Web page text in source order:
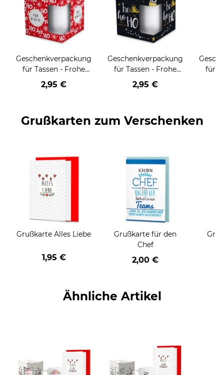
Geschenkverpackung
für Tassen - Frohe
Weihnachten - HO
HO HO - rot
2,95 €
Geschenkverpackung
für Tassen - Frohe
Weihnachten - HO
HO HO - schwarz
2,95 €
für
Grußkarten zum Verschenken
Grußkarte Alles Liebe
1,95 €
Grußkarte für den
Chef
2,00 €
Ähnliche Artikel